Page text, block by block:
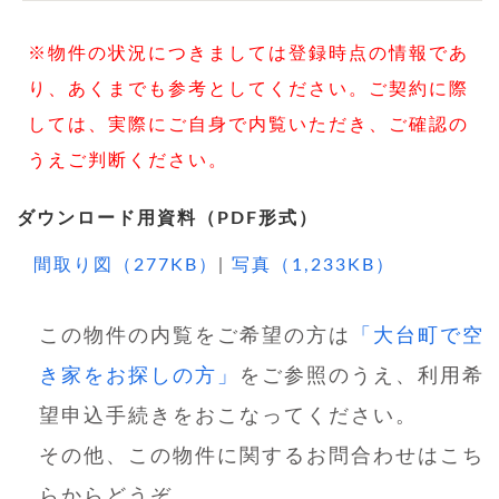
※物件の状況につきましては登録時点の情報であ
り、あくまでも参考としてください。ご契約に際
しては、実際にご自身で内覧いただき、ご確認の
うえご判断ください。
ダウンロード用資料（PDF形式）
間取り図（277KB） 写真（1,233KB）
この物件の内覧をご希望の方は
「大台町で空
き家をお探しの方」
をご参照のうえ、利用希
望申込手続きをおこなってください。
その他、この物件に関するお問合わせはこち